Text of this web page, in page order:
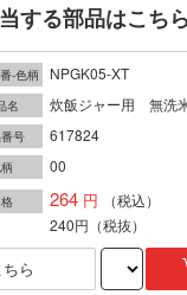
する部品はこちら
-色柄 NPGK05-XT
名 炊飯ジャー用 無洗
号 617824
00
264
（税込）
240円 （税抜）
ら